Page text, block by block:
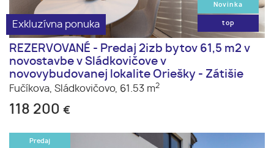
Exkluzívna ponuka
Novinka
top
REZERVOVANÉ - Predaj 2izb bytov 61,5 m2 v
novostavbe v Sládkovičove v
novovybudovanej lokalite Oriešky - Zátišie
Fučíkova, Sládkovičovo, 61.53 m2
118 200 €
Predaj